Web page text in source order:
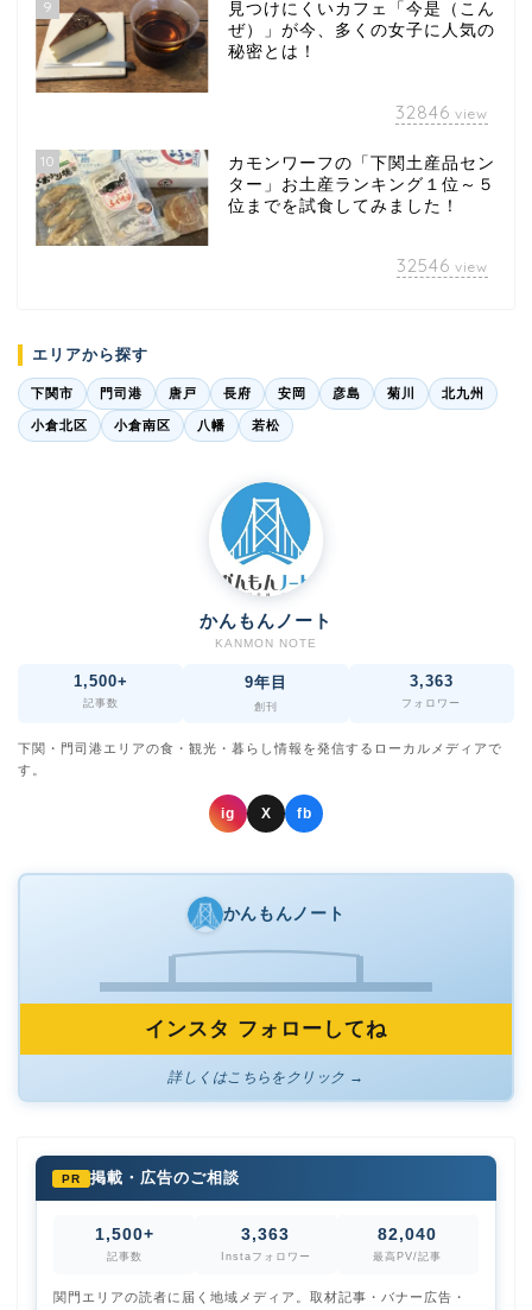
9
見つけにくいカフェ「今是（こん
ぜ）」が今、多くの女子に人気の
秘密とは！
32846 view
10
カモンワーフの「下関土産品セン
ター」お土産ランキング１位～５
位までを試食してみました！
32546 view
エリアから探す
下関市 門司港 唐戸 長府 安岡 彦島 菊川 北九州
小倉北区 小倉南区 八幡 若松
かんもんノート
KANMON NOTE
1,500+
記事数
9年目
創刊
3,363
フォロワー
下関・門司港エリアの食・観光・暮らし情報を発信するローカルメディアで
す。
ig X fb
かんもんノート
インスタ フォローしてね
詳しくはこちらをクリック →
PR 掲載・広告のご相談
1,500+
記事数
3,363
Instaフォロワー
82,040
最高PV/記事
関門エリアの読者に届く地域メディア。取材記事・バナー広告・